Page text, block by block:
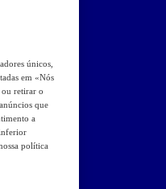
únicos,
em «Nós
ou retirar o
que
a
política